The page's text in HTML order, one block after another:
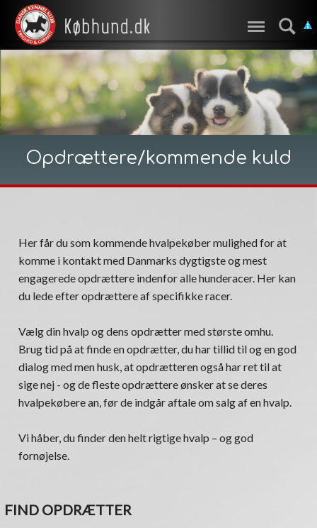
Opdrættere/kommende kuld
Her får du som kommende hvalpekøber mulighed for at
komme i kontakt med Danmarks dygtigste og mest
engagerede opdrættere indenfor alle hunderacer. Her kan
du lede efter opdrættere af specifikke racer.
Vælg din hvalp og dens opdrætter med største omhu.
Brug tid på at finde en opdrætter, du har tillid til og en god
dialog med men husk, at opdrætteren også har ret til at
sige nej - og de fleste opdrættere ønsker at se deres
hvalpekøbere an, før de indgår aftale om salg af en hvalp.
Vi håber, du finder den helt rigtige hvalp – og god
fornøjelse.
FIND OPDRÆTTER